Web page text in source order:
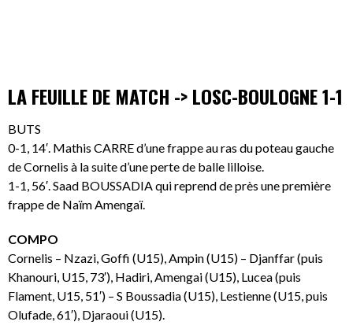
LA FEUILLE DE MATCH -> LOSC-BOULOGNE 1-1
BUTS
0-1, 14′. Mathis CARRE d’une frappe au ras du poteau gauche
de Cornelis à la suite d’une perte de balle lilloise.
1-1, 56′. Saad BOUSSADIA qui reprend de près une première
frappe de Naïm Amengaï.
COMPO
Cornelis – Nzazi, Goffi (U15), Ampin (U15) – Djanffar (puis
Khanouri, U15, 73′), Hadiri, Amengai (U15), Lucea (puis
Flament, U15, 51′) – S Boussadia (U15), Lestienne (U15, puis
Olufade, 61′), Djaraoui (U15).